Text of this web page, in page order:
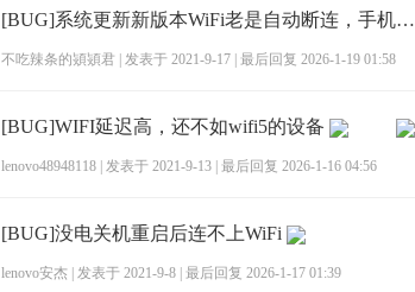
[BUG]系统更新新版本WiFi老是自动断连，手机信号变差
不吃辣条的熲熲君 发表于 2021-9-17 最后回复 2026-1-19 01:58
[BUG]WIFI延迟高，还不如wifi5的设备
lenovo48948118 发表于 2021-9-13 最后回复 2026-1-16 04:56
[BUG]没电关机重启后连不上WiFi
lenovo安杰 发表于 2021-9-8 最后回复 2026-1-17 01:39